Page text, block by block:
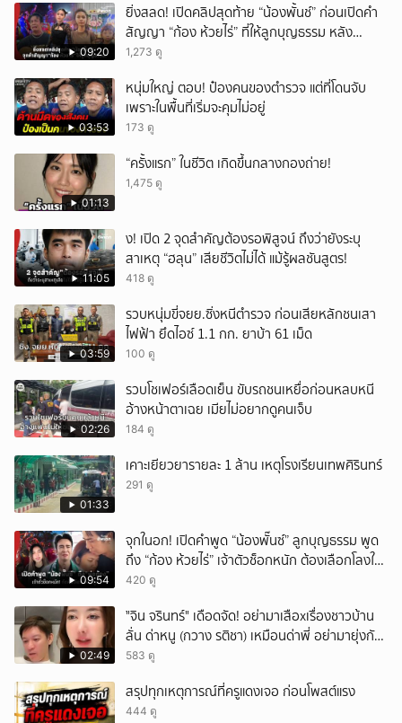
09:20
ยิ่งสลด! เปิดคลิปสุดท้าย “น้องพั้นช์” ก่อนเปิดคำ
สัญญา “ก้อง ห้วยไร่” ที่ให้ลูกบุญธรรม หลัง
ลาโลก!
1,273 ดู
03:53
หนุ่มใหญ่ ตอบ! ป๋องคนของตำรวจ แต่ที่โดนจับ
เพราะในพื้นที่เริ่มจะคุมไม่อยู่
173 ดู
01:13
“ครั้งแรก” ในชีวิต เกิดขึ้นกลางกองถ่าย!
1,475 ดู
11:05
ึ้ง! เปิด 2 จุดสำคัญต้องรอพิสูจน์ ถึงว่ายังระบุ
สาเหตุ “ฮลุน” เสียชีวิตไม่ได้ แม้รู้ผลชันสูตร!
418 ดู
03:59
รวบหนุ่มขี่จยย.ซิ่งหนีตำรวจ ก่อนเสียหลักชนเสา
ไฟฟ้า ยึดไอซ์ 1.1 กก. ยาบ้า 61 เม็ด
100 ดู
02:26
รวบโชเฟอร์เลือดเย็น ขับรถชนเหยื่อก่อนหลบหนี
อ้างหน้าตาเฉย เมียไม่อยากดูคนเจ็บ
184 ดู
01:33
เคาะเยียวยารายละ 1 ล้าน เหตุโรงเรียนเทพศิรินทร์
291 ดู
09:54
จุกในอก! เปิดคำพูด “น้องพั๊นซ์” ลูกบุญธรรม พูด
ถึง “ก้อง ห้วยไร่” เจ้าตัวช็อกหนัก ต้องเลือกโลงให้
ลูก!
420 ดู
02:49
ั่"จิน จรินทร์" เดือดจัด! อย่ามาเสือxเรื่องชาวบ้าน
ลั่น ด่าหนู (กวาง รติชา) เหมือนด่าพี่ อย่ามายุ่งกับ
คนของผม จบ!!!
583 ดู
สรุปทุกเหตุการณ์ที่ครูแดงเจอ ก่อนโพสต์แรง
444 ดู